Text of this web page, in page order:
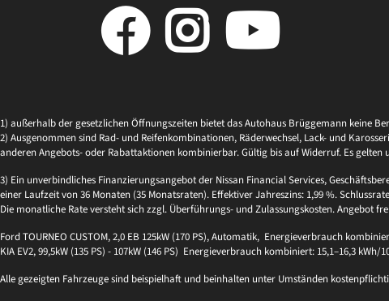
1) außerhalb der gesetzlichen Öffnungszeiten bietet das Autohaus Brüggemann keine
2) Ausgenommen sind Rad- und Reifenkombinationen, Räderwechsel, Lack- und
anderen Angebots- oder Rabattaktionen kombinierbar. Gültig bis auf Widerruf. Es gelten
3) Ein unverbindliches Finanzierungsangebot der Nissan Financial Services,
einer Laufzeit von 36 Monaten (35 Monatsraten). Effektiver Jahreszins: 1,99 %.
Die monatliche Rate versteht sich zzgl. Überführungs- und Zulassungskosten. Angebot
Ford TOURNEO CUSTOM, 2,0 EB 125kW (170 PS), Automatik, Energieverbrauch
KIA EV2, 99,5kW (135 PS) - 107kW (146 PS) Energieverbrauch kombiniert: 15,1–16,3
Alle gezeigten Fahrzeuge sind beispielhaft und beinhalten unter Umständen